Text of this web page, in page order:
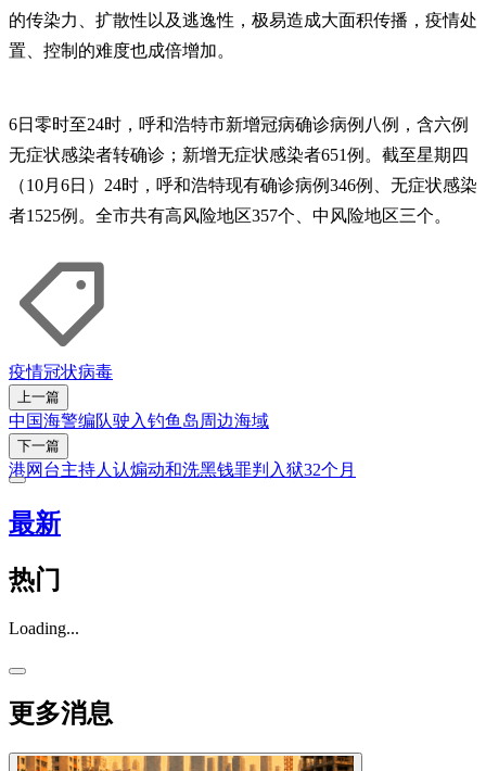
的传染力、扩散性以及逃逸性，极易造成大面积传播，疫情处
置、控制的难度也成倍增加。
6日零时至24时，呼和浩特市新增冠病确诊病例八例，含六例
无症状感染者转确诊；新增无症状感染者651例。截至星期四
（10月6日）24时，呼和浩特现有确诊病例346例、无症状感染
者1525例。全市共有高风险地区357个、中风险地区三个。
疫情冠状病毒
上一篇
中国海警编队驶入钓鱼岛周边海域
下一篇
港网台主持人认煽动和洗黑钱罪判入狱32个月
最新
热门
Loading...
更多消息